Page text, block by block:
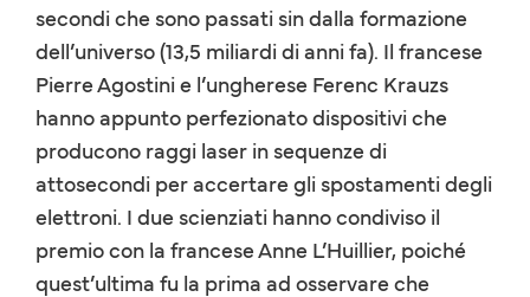
secondi che sono passati sin dalla formazione
dell’universo (13,5 miliardi di anni fa). Il francese
Pierre Agostini e l’ungherese Ferenc Krauzs
hanno appunto perfezionato dispositivi che
producono raggi laser in sequenze di
attosecondi per accertare gli spostamenti degli
elettroni. I due scienziati hanno condiviso il
premio con la francese Anne L’Huillier, poiché
quest’ultima fu la prima ad osservare che